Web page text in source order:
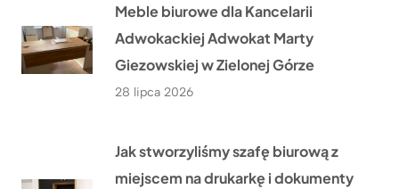
Meble biurowe dla Kancelarii
Adwokackiej Adwokat Marty
Giezowskiej w Zielonej Górze
28 lipca 2026
Jak stworzyliśmy szafę biurową z
miejscem na drukarkę i dokumenty